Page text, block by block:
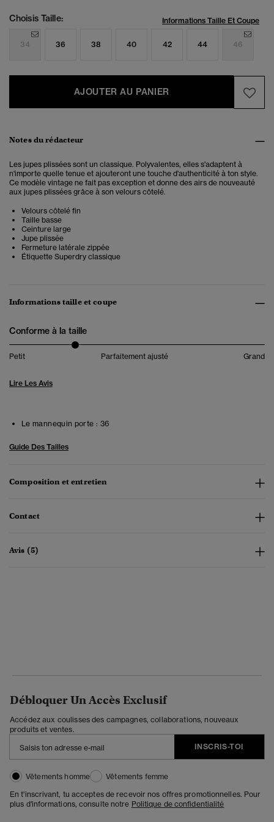
Choisis Taille: Informations Taille Et Coupe
34 36 38 40 42 44 46
AJOUTER AU PANIER
Notes du rédacteur
Les jupes plissées sont un classique. Polyvalentes, elles s'adaptent à
n'importe quelle tenue et ajouteront une touche d'authenticité à ton style.
Ce modèle vintage ne fait pas exception et donne des airs de nouveauté
aux jupes plissées grâce à son velours côtelé.
Velours côtelé fin
Taille basse
Ceinture large
Jupe plissée
Fermeture latérale zippée
Étiquette Superdry classique
Informations taille et coupe
Conforme à la taille
Petit Parfaitement ajusté Grand
Lire Les Avis
Le mannequin porte : 36
Guide Des Tailles
Composition et entretien
Contact
Avis (5)
Débloquer Un Accès Exclusif
Accédez aux coulisses des campagnes, collaborations, nouveaux
produits et ventes.
INSCRIS-TOI
Vêtements homme
Vêtements femme
En t'inscrivant, tu acceptes de recevoir nos offres promotionnelles. Pour
plus d'informations, consulte notre Politique de confidentialité